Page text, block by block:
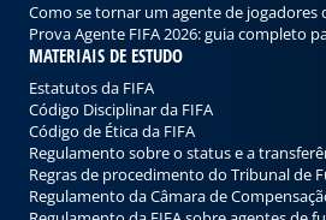
Como se tornar um agente de jogadores
Prova Agente FIFA 2026: guia completo
MATERIAIS DE ESTUDO
Estatutos da FIFA
Código Disciplinar da FIFA
Código de Ética da FIFA
Regulamento sobre o status e a
Regras de procedimento do Tribunal de
Regulamento da Câmara de